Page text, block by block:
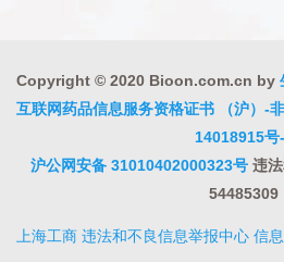
Copyright © 2020 Bioon.com.cn by
互联网药品信息服务资格证书 （沪）-
14018915号
沪公网安备 31010402000323号 违
54485309
上海工商 违法和不良信息举报中心 信